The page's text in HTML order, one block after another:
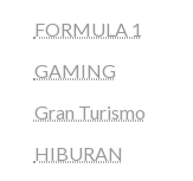
FORMULA 1
GAMING
Gran Turismo
HIBURAN